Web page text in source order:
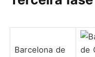
Barcelona de